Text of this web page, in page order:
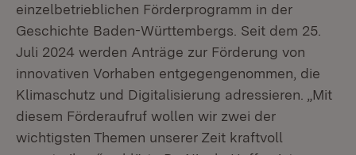
einzelbetrieblichen Förderprogramm in der
Geschichte Baden-Württembergs. Seit dem 25.
Juli 2024 werden Anträge zur Förderung von
innovativen Vorhaben entgegengenommen, die
Klimaschutz und Digitalisierung adressieren. „Mit
diesem Förderaufruf wollen wir zwei der
wichtigsten Themen unserer Zeit kraftvoll